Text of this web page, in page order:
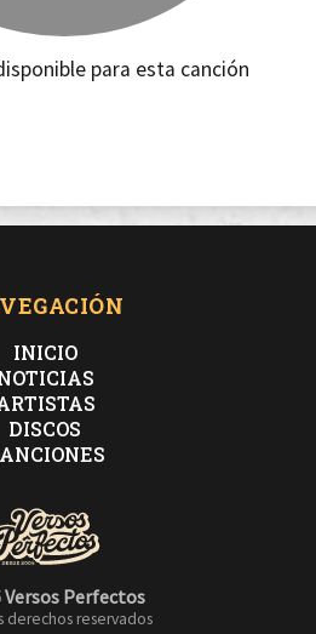
para esta canción
INICIO
DISCOS
Versos Perfectos
derechos reservados